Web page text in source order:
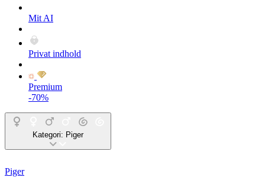
Mit AI
Privat indhold
Premium
-70%
Kategori: Piger
Piger